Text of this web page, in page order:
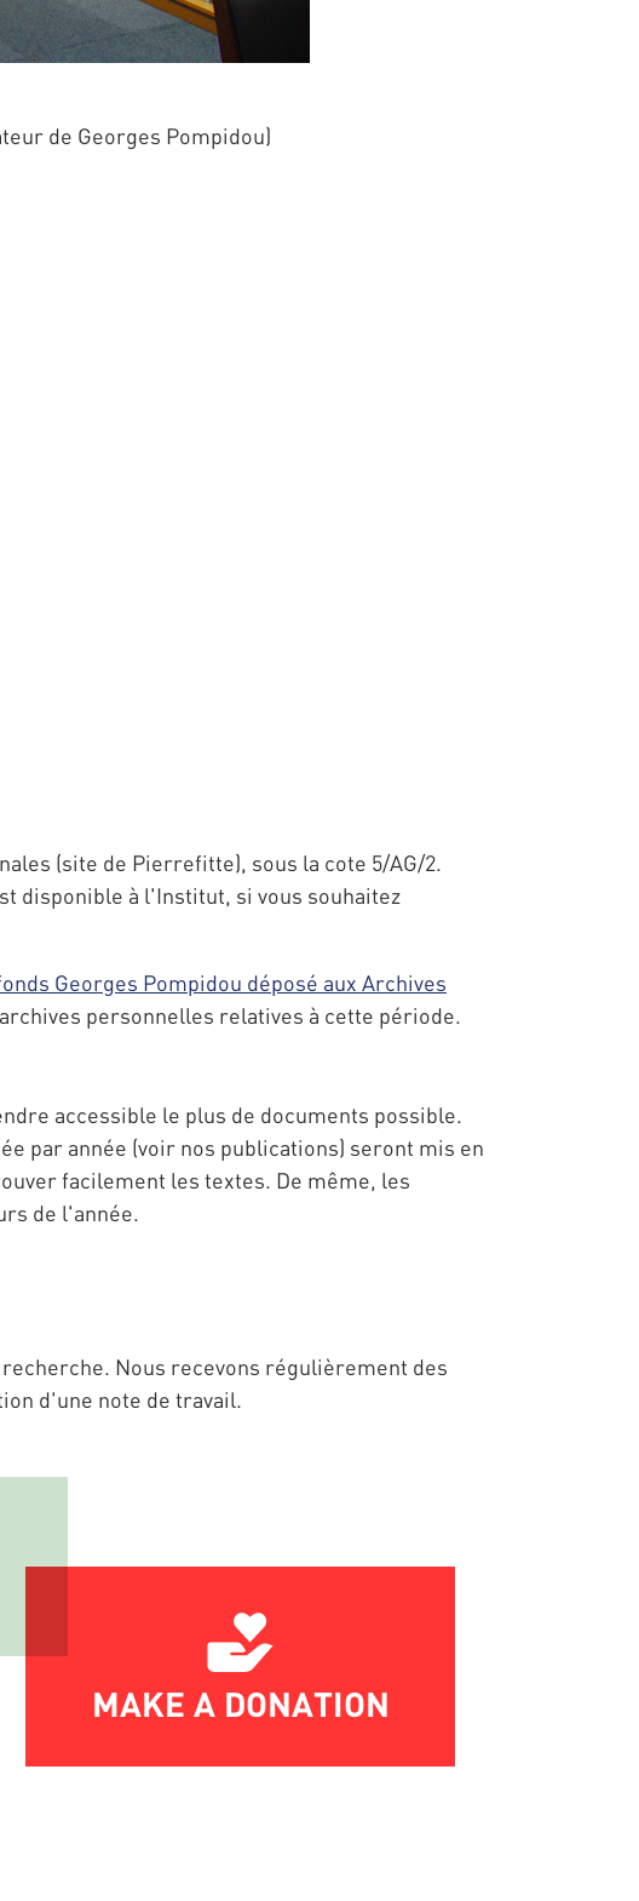
de Georges Pompidou)
(site de Pierrefitte), sous la cote 5/AG/2.
disponible à l'Institut, si vous souhaitez
Georges Pompidou déposé aux Archives
personnelles relatives à cette période.
accessible le plus de documents possible.
par année (voir nos publications) seront mis en
facilement les textes. De même, les
de l'année.
Nous recevons régulièrement des
d'une note de travail.
MAKE A DONATION